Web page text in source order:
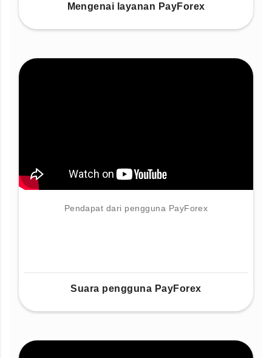
Mengenai layanan PayForex
Pendapat dari pengguna PayForex
Suara pengguna PayForex